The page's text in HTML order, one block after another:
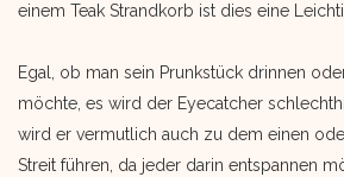
einem Teak Strandkorb ist dies eine
Egal, ob man sein Prunkstück drinnen
möchte, es wird der Eyecatcher
wird er vermutlich auch zu dem einen
Streit führen, da jeder darin entspannen